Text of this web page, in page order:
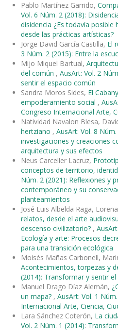
Pablo Martínez Garrido,
Vol. 6 Núm. 2 (2018):
disidencia ¿Es todavía posible
desde las prácticas artísticas?
Jorge David García Castilla, El
3 Núm. 2 (2015): Entre la
Mijo Miquel Bartual,
del común , AusArt: Vol. 2
sentir el espacio común
Sandra Moros Sides, El
empoderamiento social ,
Congreso Internacional Arte,
Natividad Navalon Blesa,
hertziano , AusArt: Vol. 8
investigaciones y creaciones
arquitectura y sus efectos
Neus Carceller Lacruz,
conceptos de territorio,
Núm. 2 (2021): Reflexiones y
contemporáneo y su
planteamientos
José Luis Albelda Raga,
relatos, desde el arte
descenso civilizatorio? ,
Ecología y arte: Procesos
para una transición ecológica
Moisés Mañas Carbonell,
Acontecimientos, torpezas y
(2014): Transformar y sentir
Manuel Drago Díaz Alemán,
un mapa? , AusArt: Vol. 1
Internacional Arte, Ciencia,
Lara Sánchez Coterón, La
Vol. 2 Núm. 1 (2014):